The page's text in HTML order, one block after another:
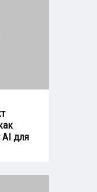
AI для